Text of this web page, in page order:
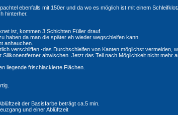
ebenfalls mit 150er und da wo es möglich ist mit einem
hinterher.
ist, kommen 3 Schichten Füller drauf.
haben da man die später eh wieder wegschleifen kann.
anhauchen.
verschliffen -das Durchschleifen von Kanten möglichst vermeiden,
abwischen. Jetzt das Teil nach Möglichkeit nicht mehr
liegende frischlackierte Flächen.
der Basisfarbe beträgt ca.5 min.
und einer Ablüftzeit